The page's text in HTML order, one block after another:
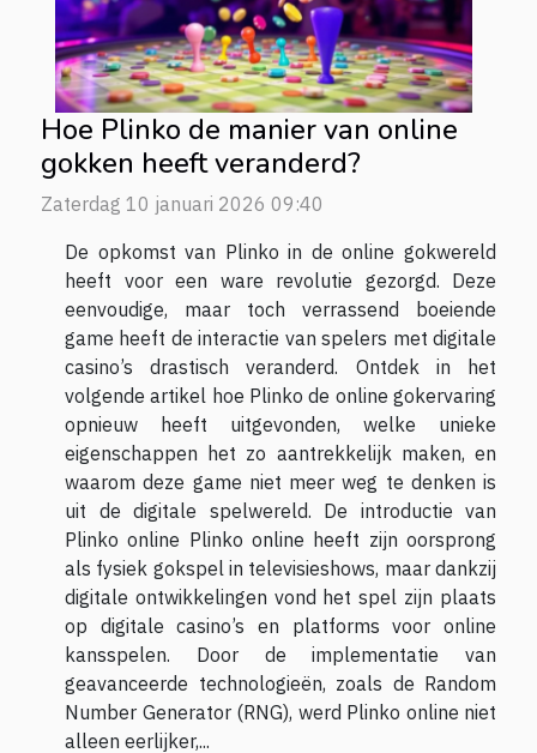
Hoe Plinko de manier van online
gokken heeft veranderd?
Zaterdag 10 januari 2026 09:40
De opkomst van Plinko in de online gokwereld
heeft voor een ware revolutie gezorgd. Deze
eenvoudige, maar toch verrassend boeiende
game heeft de interactie van spelers met digitale
casino’s drastisch veranderd. Ontdek in het
volgende artikel hoe Plinko de online gokervaring
opnieuw heeft uitgevonden, welke unieke
eigenschappen het zo aantrekkelijk maken, en
waarom deze game niet meer weg te denken is
uit de digitale spelwereld. De introductie van
Plinko online Plinko online heeft zijn oorsprong
als fysiek gokspel in televisieshows, maar dankzij
digitale ontwikkelingen vond het spel zijn plaats
op digitale casino’s en platforms voor online
kansspelen. Door de implementatie van
geavanceerde technologieën, zoals de Random
Number Generator (RNG), werd Plinko online niet
alleen eerlijker,...